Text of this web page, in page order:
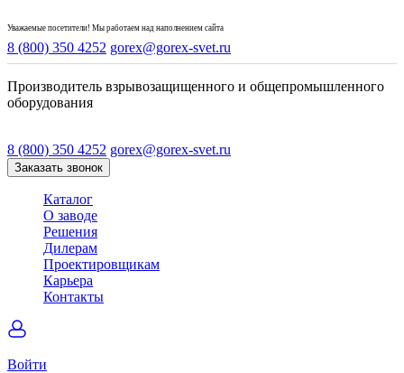
Уважаемые посетители! Мы работаем над наполнением сайта
8 (800) 350 4252 gorex@gorex-svet.ru
Производитель взрывозащищенного и общепромышленного
оборудования
8 (800) 350 4252 gorex@gorex-svet.ru
Заказать звонок
Каталог
О заводе
Решения
Дилерам
Проектировщикам
Карьера
Контакты
Войти